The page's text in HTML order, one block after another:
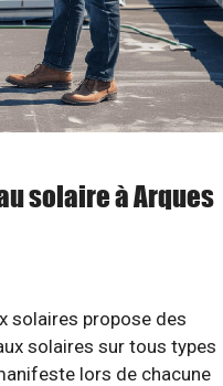
solaire à Arques
solaires propose des
solaires sur tous types
lors de chacune